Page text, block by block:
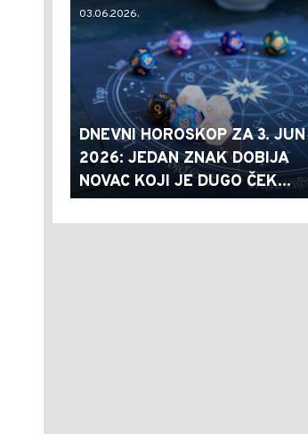
03.06.2026.
DNEVNI HOROSKOP ZA 3. JUN
2026: JEDAN ZNAK DOBIJA
NOVAC KOJI JE DUGO ČEK...